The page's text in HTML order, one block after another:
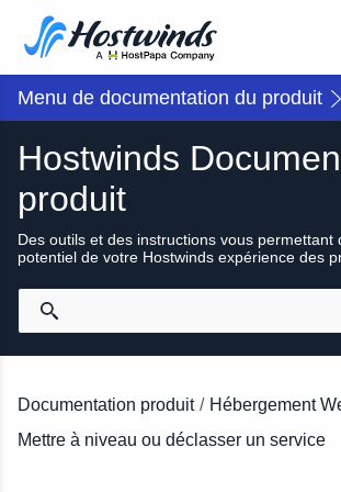
Menu de documentation du produit
Hostwinds
produit
Des outils et des instructions vous permettant
potentiel de votre Hostwinds expérience des
Documentation produit / Hébergement
Mettre à niveau ou déclasser un service